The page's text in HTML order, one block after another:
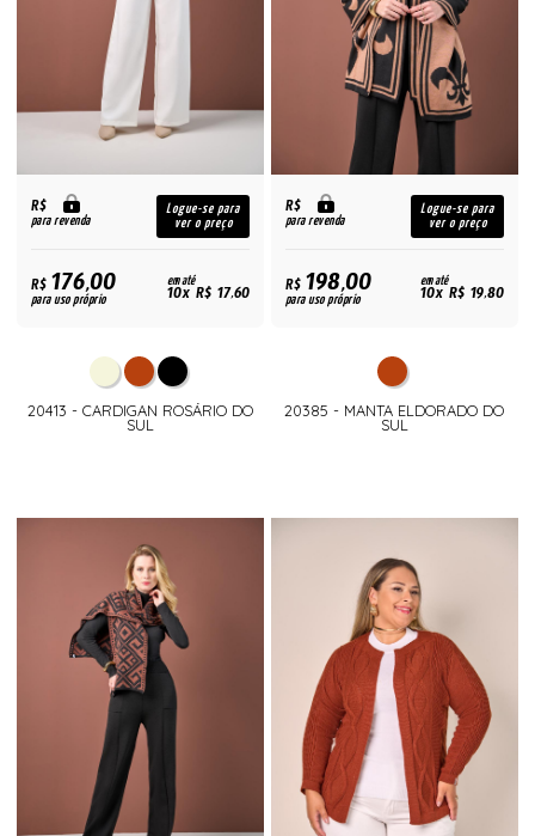
R$
para revenda
Logue-se para
ver o preço
R$176,00
para uso próprio
em até
10x R$ 17,60
20413 - CARDIGAN ROSÁRIO DO
SUL
R$
para revenda
Logue-se para
ver o preço
R$198,00
para uso próprio
em até
10x R$ 19,80
20385 - MANTA ELDORADO DO
SUL